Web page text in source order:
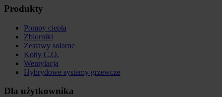
Produkty
Pompy ciepła
Zbiorniki
Zestawy solarne
Kotły C.O.
Wentylacja
Hybrydowe systemy grzewcze
Dla użytkownika